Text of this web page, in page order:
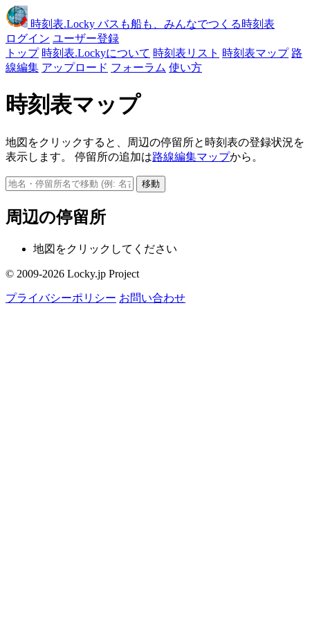
時刻表.Locky バスも船も、みんなでつくる時刻表
ログイン ユーザー登録
トップ 時刻表.Lockyについて 時刻表リスト 時刻表マップ 路
線編集 アップロード フォーラム 使い方
時刻表マップ
地図をクリックすると、周辺の停留所と時刻表の登録状況を
表示します。 停留所の追加は路線編集マップから。
移動
周辺の停留所
地図をクリックしてください
© 2009-2026 Locky.jp Project
プライバシーポリシー お問い合わせ